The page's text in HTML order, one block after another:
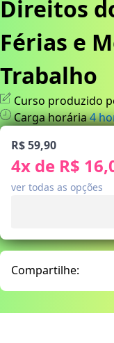
Direitos
Férias e
Trabalho
Curso produzido
Carga horária4
R$ 59,90
4x de R$
ver todas as opções
Compartilhe: